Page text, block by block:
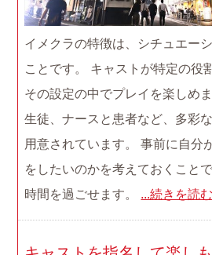
イメクラの特徴は、シチュエー
ことです。 キャストが特定の役
その設定の中でプレイを楽しめ
生徒、ナースと患者など、多彩
用意されています。 事前に自分
をしたいのかを考えておくこと
時間を過ごせます。 ...続きを読む